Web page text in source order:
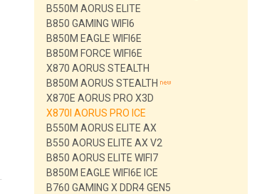
B550M AORUS ELITE
B850 GAMING WIFI6
B850M EAGLE WIFI6E
B850M FORCE WIFI6E
X870 AORUS STEALTH
B850M AORUS STEALTH
X870E AORUS PRO X3D
X870I AORUS PRO ICE
B550M AORUS ELITE AX
B550 AORUS ELITE AX V2
B850 AORUS ELITE WIFI7
B850M EAGLE WIFI6E ICE
B760 GAMING X DDR4 GEN5